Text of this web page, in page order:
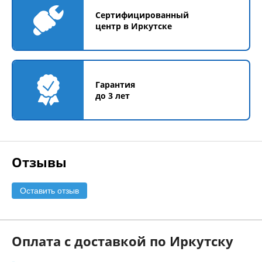
Сертифицированный
центр в Иркутске
Гарантия
до 3 лет
Отзывы
Оставить отзыв
Оплата с доставкой по Иркутску